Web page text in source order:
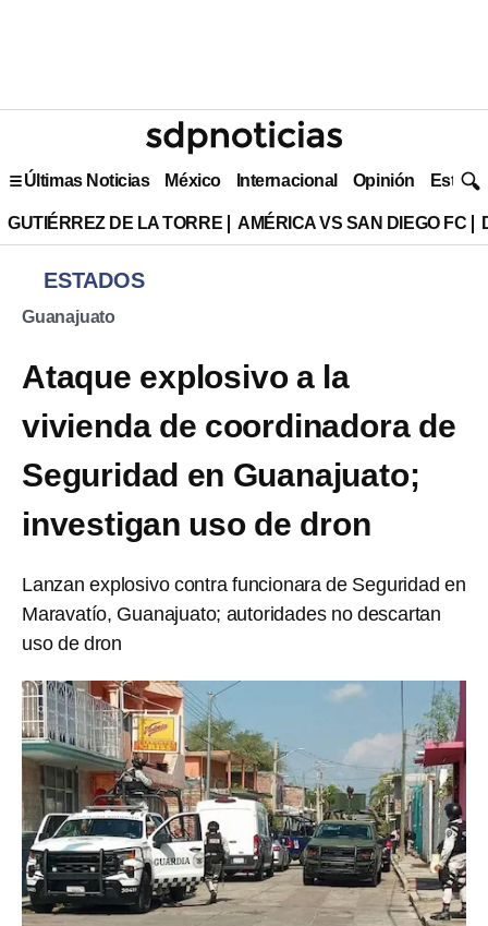
Últimas Noticias México Internacional Opinión Estilo
GUTIÉRREZ DE LA TORRE AMÉRICA VS SAN DIEGO FC
ESTADOS
Guanajuato
Ataque explosivo a la
vivienda de coordinadora de
Seguridad en Guanajuato;
investigan uso de dron
Lanzan explosivo contra funcionara de Seguridad en
Maravatío, Guanajuato; autoridades no descartan
uso de dron